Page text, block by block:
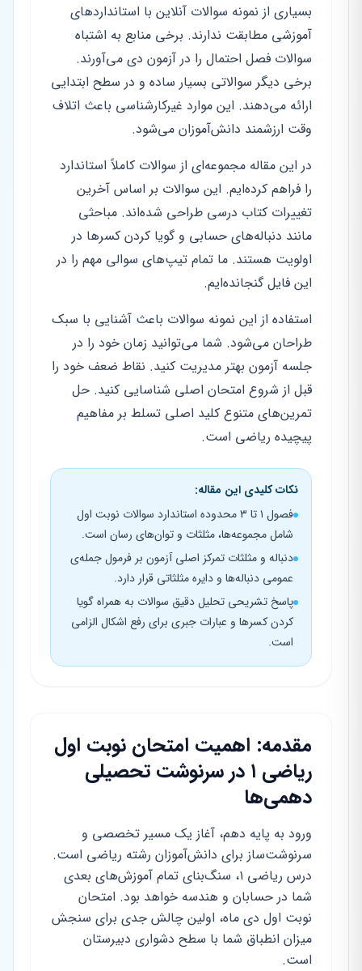
بسیاری از نمونه سوالات آنلاین با استانداردهای
آموزشی مطابقت ندارند. برخی منابع به اشتباه
سوالات فصل احتمال را در آزمون دی می‌آورند.
برخی دیگر سوالاتی بسیار ساده و در سطح ابتدایی
ارائه می‌دهند. این موارد غیرکارشناسی باعث اتلاف
وقت ارزشمند دانش‌آموزان می‌شود.
در این مقاله مجموعه‌ای از سوالات کاملاً استاندارد
را فراهم کرده‌ایم. این سوالات بر اساس آخرین
تغییرات کتاب درسی طراحی شده‌اند. مباحثی
مانند دنباله‌های حسابی و گویا کردن کسرها در
اولویت هستند. ما تمام تیپ‌های سوالی مهم را در
این فایل گنجانده‌ایم.
استفاده از این نمونه سوالات باعث آشنایی با سبک
طراحان می‌شود. شما می‌توانید زمان خود را در
جلسه آزمون بهتر مدیریت کنید. نقاط ضعف خود را
قبل از شروع امتحان اصلی شناسایی کنید. حل
تمرین‌های متنوع کلید اصلی تسلط بر مفاهیم
پیچیده ریاضی است.
نکات کلیدی این مقاله:
فصول ۱ تا ۳ محدوده استاندارد سوالات نوبت اول
شامل مجموعه‌ها، مثلثات و توان‌های رسان است.
دنباله و مثلثات تمرکز اصلی آزمون بر فرمول جمله‌ی
عمومی دنباله‌ها و دایره مثلثاتی قرار دارد.
پاسخ تشریحی تحلیل دقیق سوالات به همراه گویا
کردن کسرها و عبارات جبری برای رفع اشکال الزامی
است.
مقدمه: اهمیت امتحان نوبت اول
ریاضی ۱ در سرنوشت تحصیلی
دهمی‌ها
ورود به پایه دهم، آغاز یک مسیر تخصصی و
سرنوشت‌ساز برای دانش‌آموزان رشته ریاضی است.
درس ریاضی ۱، سنگ‌بنای تمام آموزش‌های بعدی
شما در حسابان و هندسه خواهد بود. امتحان
نوبت اول دی ماه، اولین چالش جدی برای سنجش
میزان انطباق شما با سطح دشواری دبیرستان
است.